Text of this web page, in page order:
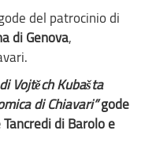
del patrocinio di
di Genova,
Vojtěch Kubašta
di Chiavari”gode
di Barolo e